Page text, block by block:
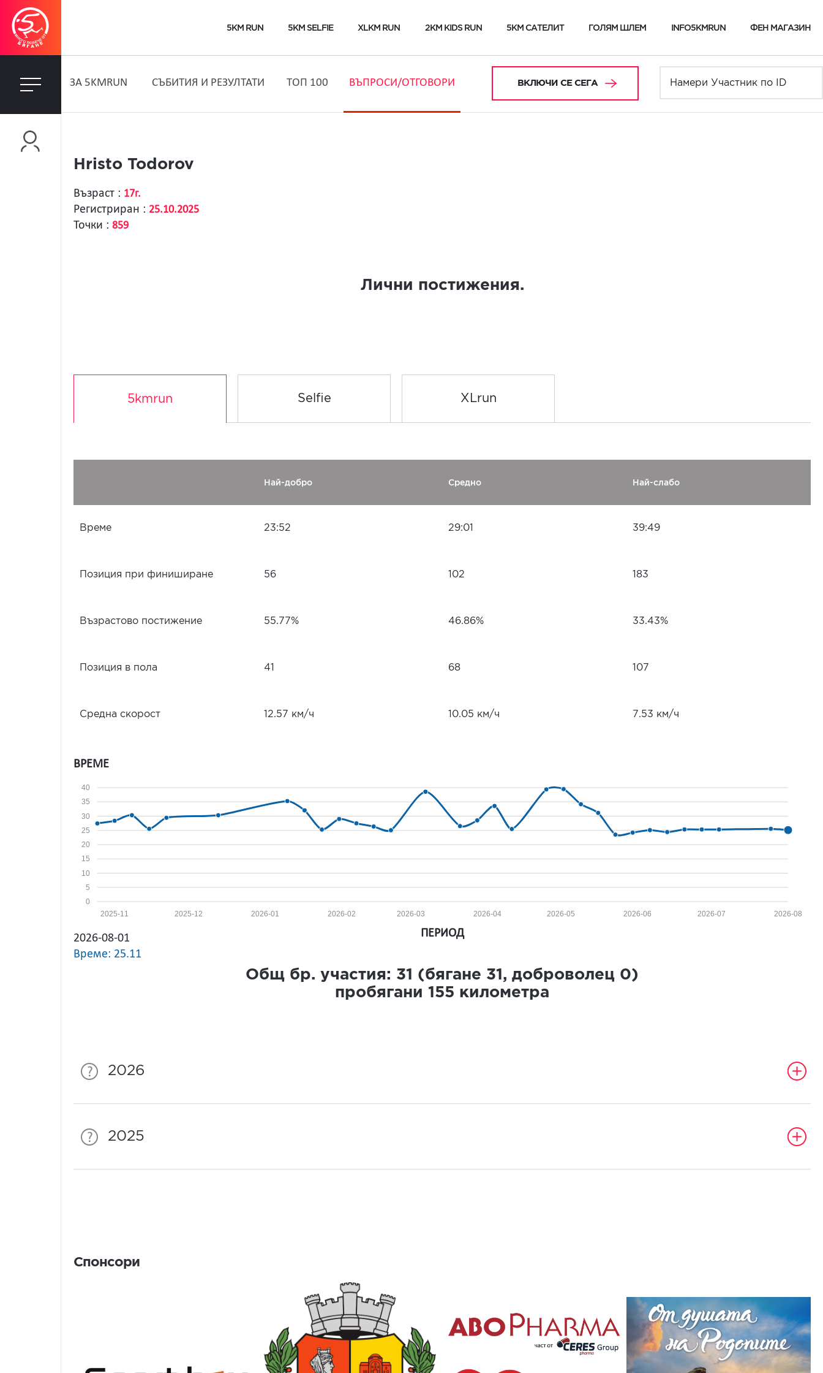
5KM RUN 5KM SELFIE XLKM RUN 2KM KIDS RUN 5KM САТЕЛИТ ГОЛЯМ ШЛЕМ INFO5KMRUN ФЕН МАГАЗИН
ЗA 5KMRUN СЪБИТИЯ И РЕЗУЛТАТИ ТОП 100 ВЪПРОСИ/ОТГОВОРИ ВКЛЮЧИ СЕ СЕГА
Hristo Todorov
Възраст : 17г.
Регистриран : 25.10.2025
Точки : 859
Лични постижения.
5kmrun Selfie XLrun
Най-добро Средно Най-слабо
Време 23:52 29:01 39:49
Позиция при финиширане 56 102 183
Възрастово постижение 55.77% 46.86% 33.43%
Позиция в пола 41 68 107
Средна скорост 12.57 км/ч 10.05 км/ч 7.53 км/ч
ВРЕМЕ
0
5
10
15
20
25
30
35
40
2026-08
2026-07
2026-06
2026-05
2026-04
2026-03
2026-02
2026-01
2025-12
2025-11
2026-08-01
Време: 25.11
ПЕРИОД
Общ бр. участия: 31 (бягане 31 , доброволец 0)
пробягани 155 километра
2026
2025
Спонсори